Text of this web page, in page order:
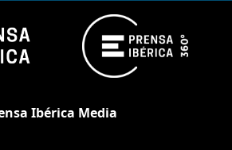
Ibérica Media